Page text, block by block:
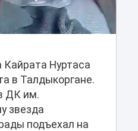
Кайрата Нуртаса
в Талдыкоргане.
ДК им.
звезда
подъехал на